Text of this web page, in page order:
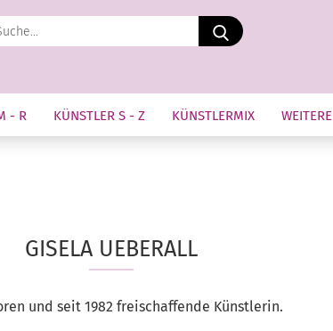
Suche...
- R KÜNSTLER S - Z KÜNSTLERMIX WEITERE
GISELA UEBERALL
und seit 1982 freischaffende Künstlerin.